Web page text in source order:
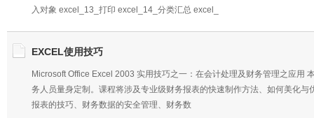
入对象 excel_13_打印 excel_14_分类汇总 excel_
EXCEL使用技巧
Microsoft Office Excel 2003 实用技巧之一：在会计处理及财务管理之应用
务人员量身定制。课程将涉及专业级财务报表的快速制作方法、如何美化
报表的技巧、财务数据的安全管理、财务数